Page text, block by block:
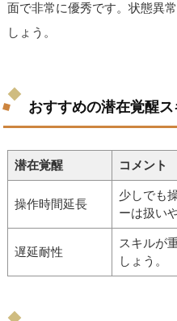
面で非常に優秀です。状態異
しょう。
おすすめの潜在覚醒
潜在覚醒 コメント
操作時間延長
少しでも
ーは扱い
遅延耐性
スキルが
しょう。